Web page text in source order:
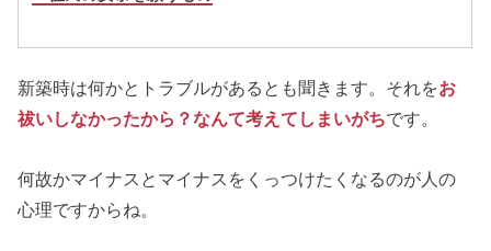
新築時は何かとトラブルがあるとも聞きます。それをお
祓いしなかったから？なんて考えてしまいがちです。
何故かマイナスとマイナスをくっつけたくなるのが人の
心理ですからね。